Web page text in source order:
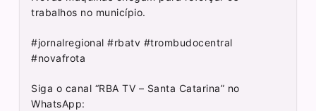
trabalhos no município.
#jornalregional #rbatv #trombudocentral
#novafrota
Siga o canal “RBA TV – Santa Catarina” no
WhatsApp: